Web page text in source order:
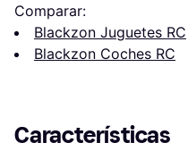
Comparar:
Blackzon Juguetes RC
Blackzon Coches RC
Características